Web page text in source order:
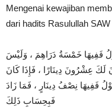
Mengenai kewajiban
dari hadits Rasulullah
فَفِيهَا خَمْسَةُ دَرَاهِمَ ، وَلَيْسَ
عِشْرُونَ دِينَارًا ، فَإِذَا كَانَ
فَفِيهَا نِصْفُ دِينَارٍ ، فَمَا زَادَ
فَبِحِسَابِ ذَلِكَ